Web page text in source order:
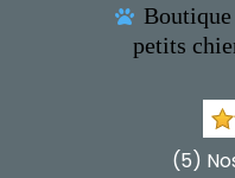

petits
(5)